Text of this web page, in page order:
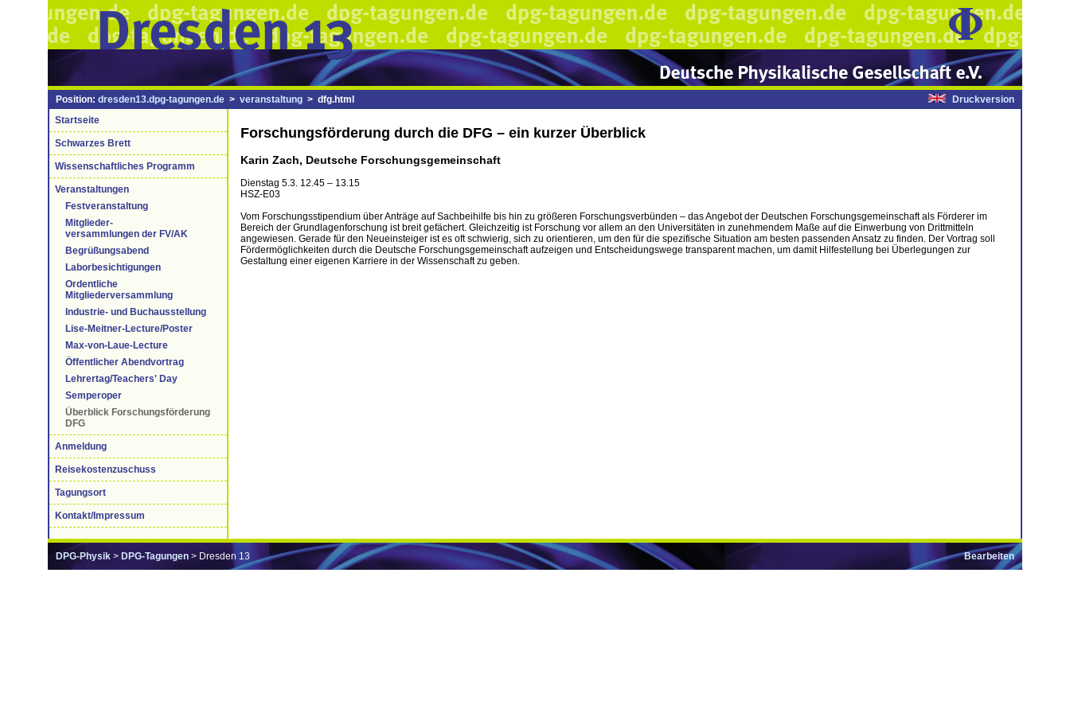
Druckversion
Position: dresden13.dpg-tagungen.de > veranstaltung > dfg.html
Startseite
Schwarzes Brett
Wissenschaftliches Programm
Veranstaltungen
Festveranstaltung
Mitglieder-
versammlungen der FV/AK
Begrüßungsabend
Laborbesichtigungen
Ordentliche
Mitgliederversammlung
Industrie- und Buchausstellung
Lise-Meitner-Lecture/Poster
Max-von-Laue-Lecture
Öffentlicher Abendvortrag
Lehrertag/Teachers' Day
Semperoper
Überblick Forschungsförderung
DFG
Anmeldung
Reisekostenzuschuss
Tagungsort
Kontakt/Impressum
Forschungsförderung durch die DFG – ein kurzer Überblick
Karin Zach, Deutsche Forschungsgemeinschaft
Dienstag 5.3. 12.45 – 13.15
HSZ-E03
Vom Forschungsstipendium über Anträge auf Sachbeihilfe bis hin zu größeren Forschungsverbünden – das Angebot der Deutschen Forschungsgemeinschaft als Förderer im
Bereich der Grundlagenforschung ist breit gefächert. Gleichzeitig ist Forschung vor allem an den Universitäten in zunehmendem Maße auf die Einwerbung von Drittmitteln
angewiesen. Gerade für den Neueinsteiger ist es oft schwierig, sich zu orientieren, um den für die spezifische Situation am besten passenden Ansatz zu finden. Der Vortrag soll
Fördermöglichkeiten durch die Deutsche Forschungsgemeinschaft aufzeigen und Entscheidungswege transparent machen, um damit Hilfestellung bei Überlegungen zur
Gestaltung einer eigenen Karriere in der Wissenschaft zu geben.
Bearbeiten
DPG-Physik > DPG-Tagungen > Dresden 13